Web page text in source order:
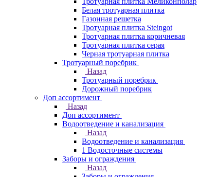
Белая тротуарная плитка
Газонная решетка
Тротуарная плитка Steingot
Тротуарная плитка коричневая
Тротуарная плитка серая
Черная тротуарная плитка
Тротуарный поребрик
Назад
Тротуарный поребрик
Дорожный поребрик
Доп ассортимент
Назад
Доп ассортимент
Водоотведение и канализация
Назад
Водоотведение и канализация
1 Водосточные системы
Заборы и ограждения
Назад